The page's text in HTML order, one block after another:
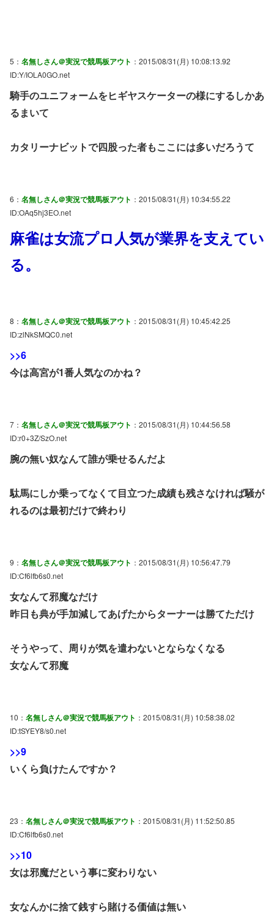
5： 名無しさん＠実況で競馬板アウト ：2015/08/31(月) 10:08:13.92
ID:Y/IOLA0GO.net
騎手のユニフォームをヒギヤスケーターの様にするしかあ
るまいて
カタリーナビットで四股った者もここには多いだろうて
6： 名無しさん＠実況で競馬板アウト ：2015/08/31(月) 10:34:55.22
ID:OAq5hj3EO.net
麻雀は女流プロ人気が業界を支えてい
る。
8： 名無しさん＠実況で競馬板アウト ：2015/08/31(月) 10:45:42.25
ID:zlNkSMQC0.net
>>6
今は高宮が1番人気なのかね？
7： 名無しさん＠実況で競馬板アウト ：2015/08/31(月) 10:44:56.58
ID:r0+3Z/SzO.net
腕の無い奴なんて誰が乗せるんだよ
駄馬にしか乗ってなくて目立つた成績も残さなければ騒が
れるのは最初だけで終わり
9： 名無しさん＠実況で競馬板アウト ：2015/08/31(月) 10:56:47.79
ID:Cf6lfb6s0.net
女なんて邪魔なだけ
昨日も典が手加減してあげたからターナーは勝てただけ
そうやって、周りが気を遣わないとならなくなる
女なんて邪魔
10： 名無しさん＠実況で競馬板アウト ：2015/08/31(月) 10:58:38.02
ID:tSYEY8/s0.net
>>9
いくら負けたんですか？
23： 名無しさん＠実況で競馬板アウト ：2015/08/31(月) 11:52:50.85
ID:Cf6lfb6s0.net
>>10
女は邪魔だという事に変わりない
女なんかに捨て銭すら賭ける価値は無い